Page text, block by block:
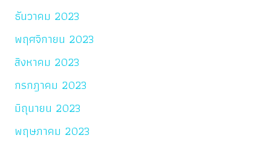
ธันวาคม 2023
พฤศจิกายน 2023
สิงหาคม 2023
กรกฎาคม 2023
มิถุนายน 2023
พฤษภาคม 2023